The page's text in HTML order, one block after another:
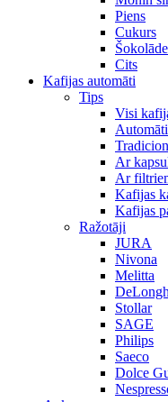
Piens
Cukurs
Šokolāde
Cits
Kafijas automāti
Tips
Visi
Ar
Ar
Kafijas
Kafijas
Ražotāji
JURA
Nivona
Melitta
Stollar
SAGE
Philips
Saeco
Dolce